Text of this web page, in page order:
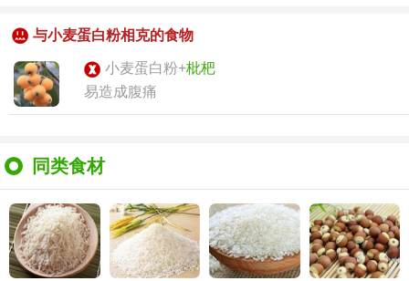
与小麦蛋白粉相克的食物
小麦蛋白粉+枇杷
易造成腹痛
同类食材